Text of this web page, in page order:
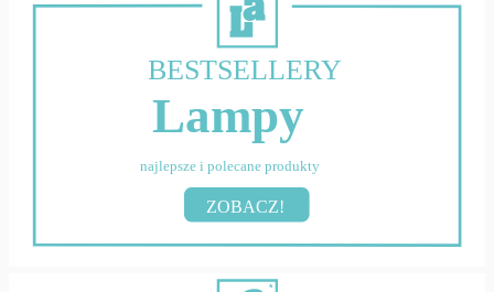
BESTSELLERY
Lampy
najlepsze i polecane produkty
ZOBACZ!